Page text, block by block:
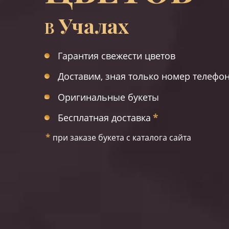
В Учалах
Гарантия свежести цветов
Доставим, зная только номер
Оригинальные букеты
Бесплатная доставка *
* при заказе букета с каталога сайта